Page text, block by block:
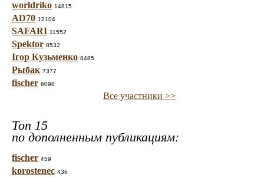
worldriko 14815
AD70 12104
SAFARI 11552
Spektor 8532
Ігор Кузьменко 8485
Рыбак 7377
fischer 6098
Все участники >>
Топ 15
по дополненным публикациям:
fischer 459
korostenec 436